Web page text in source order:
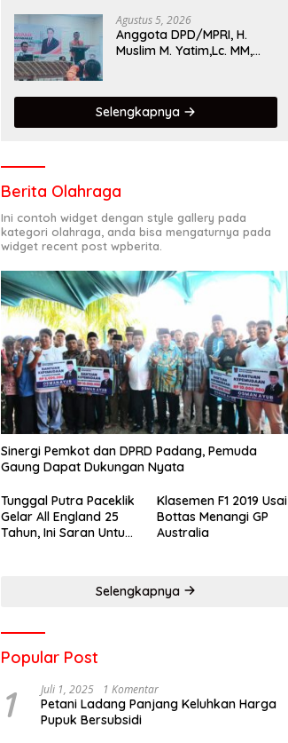
Hasil Maksimal
Agustus 5, 2026
Anggota DPD/MPRI, H.
Muslim M. Yatim,Lc. MM,
satu garda terdepan
dalam Bencana
Selengkapnya
Berita Olahraga
Ini contoh widget dengan style gallery pada
kategori olahraga, anda bisa mengaturnya pada
widget recent post wpberita.
Sinergi Pemkot dan DPRD Padang, Pemuda
Gaung Dapat Dukungan Nyata
Tunggal Putra Paceklik
Gelar All England 25
Tahun, Ini Saran Untuk
Klasemen F1 2019 Usai
Bottas Menangi GP
Australia
Selengkapnya
Popular Post
1 Juli 1, 2025 1 Komentar
Petani Ladang Panjang Keluhkan Harga
Pupuk Bersubsidi